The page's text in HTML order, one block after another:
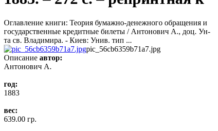
Оглавление книги: Теория бумажно-денежного обращения и
государственные кредитные билеты / Антонович А., доц. Ун-
та св. Владимира. - Киев: Унив. тип ...
pic_56cb6359b71a7.jpg
Описание автор:
Антонович А.
год:
1883
вес:
639.00 гр.